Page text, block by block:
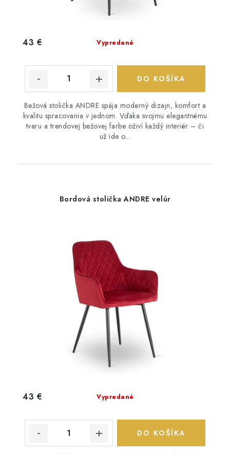
Vypredané
43 €
DO KOŠÍKA
Bežová stolička ANDRE spája moderný dizajn, komfort a
kvalitu spracovania v jednom. Vďaka svojmu elegantnému
tvaru a trendovej bežovej farbe oživí každý interiér – či
už ide o...
Bordová stolička ANDRE velúr
Vypredané
43 €
DO KOŠÍKA